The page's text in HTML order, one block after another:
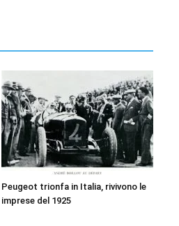
Peugeot trionfa in Italia, rivivono le
imprese del 1925